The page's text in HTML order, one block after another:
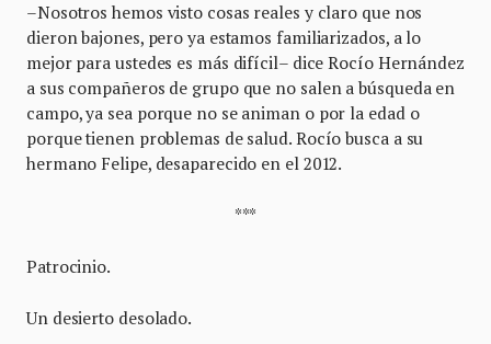
–Nosotros hemos visto cosas reales y claro que nos
dieron bajones, pero ya estamos familiarizados, a lo
mejor para ustedes es más difícil– dice Rocío Hernández
a sus compañeros de grupo que no salen a búsqueda en
campo, ya sea porque no se animan o por la edad o
porque tienen problemas de salud. Rocío busca a su
hermano Felipe, desaparecido en el 2012.
***
Patrocinio.
Un desierto desolado.